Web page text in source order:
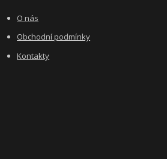
O nás
Obchodní podmínky
Kontakty